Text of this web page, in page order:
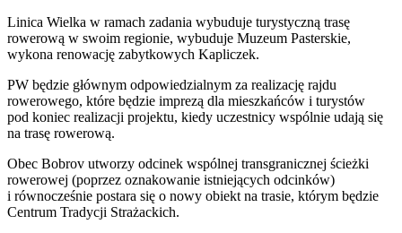
Linica Wielka w ramach zadania wybuduje turystyczną trasę
rowerową w swoim regionie, wybuduje Muzeum Pasterskie,
wykona renowację zabytkowych Kapliczek.
PW będzie głównym odpowiedzialnym za realizację rajdu
rowerowego, które będzie imprezą dla mieszkańców i turystów
pod koniec realizacji projektu, kiedy uczestnicy wspólnie udają się
na trasę rowerową.
Obec Bobrov utworzy odcinek wspólnej transgranicznej ścieżki
rowerowej (poprzez oznakowanie istniejących odcinków)
i równocześnie postara się o nowy obiekt na trasie, którym będzie
Centrum Tradycji Strażackich.